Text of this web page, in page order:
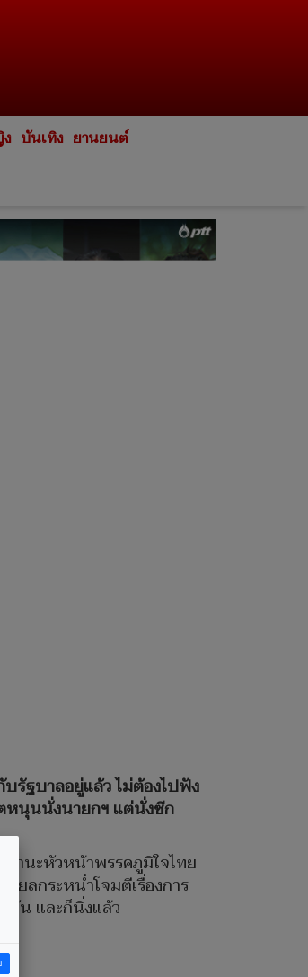
บันเทิง ยานยนต์
รัฐบาลอยู่แล้ว ไม่ต้องไปฟัง
หนุนนั่งนายกฯ แต่นั่งซีก
านะหัวหน้าพรรคภูมิใจไทย
ยลกระหน่ำโจมตีเรื่องการ
วัน และก็นิ่งแล้ว